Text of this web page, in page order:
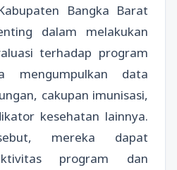
Bangka Barat
dalam melakukan
terhadap program
mengumpulkan data
cakupan imunisasi,
kesehatan lainnya.
mereka dapat
program dan